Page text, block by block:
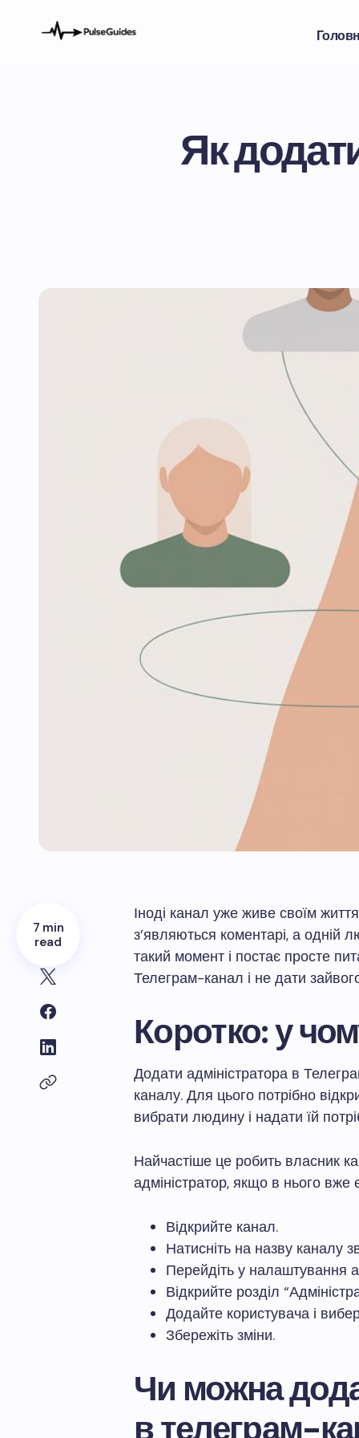
Як
7 min
read
Іноді канал уже живе своїм
з’являються коментарі, а одній
такий момент і постає просте
Телеграм-канал і не дати
Коротко: у
Додати адміністратора в
каналу. Для цього потрібно
вибрати людину і надати їй
Найчастіше це робить власник
адміністратор, якщо в нього вже
Відкрийте канал.
Натисніть на назву каналу
Перейдіть у налаштування
Відкрийте розділ
Додайте користувача і
Збережіть зміни.
Чи можна
в телеграм-